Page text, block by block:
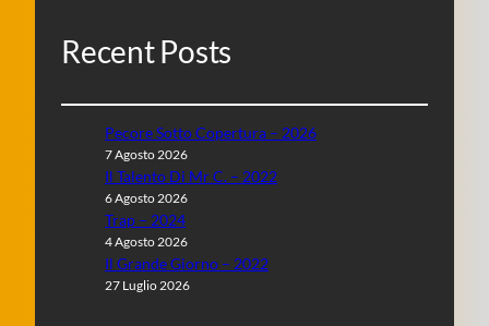
Recent Posts
Pecore Sotto Copertura – 2026
7 Agosto 2026
Il Talento Di Mr C. – 2022
6 Agosto 2026
Trap – 2024
4 Agosto 2026
Il Grande Giorno – 2022
27 Luglio 2026